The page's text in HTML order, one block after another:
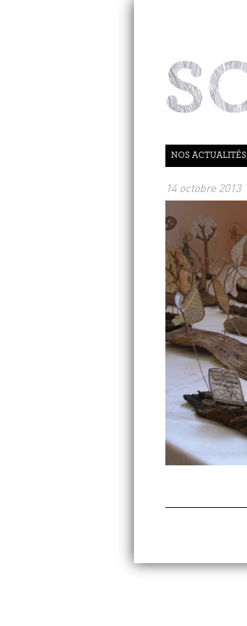
NOS ACTUALITÉS
14 octobre 2013